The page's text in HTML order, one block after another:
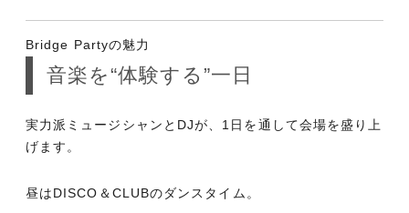
Bridge Partyの魅力
音楽を“体験する”一日
実力派ミュージシャンとDJが、1日を通して会場を盛り上
げます。
昼はDISCO＆CLUBのダンスタイム。